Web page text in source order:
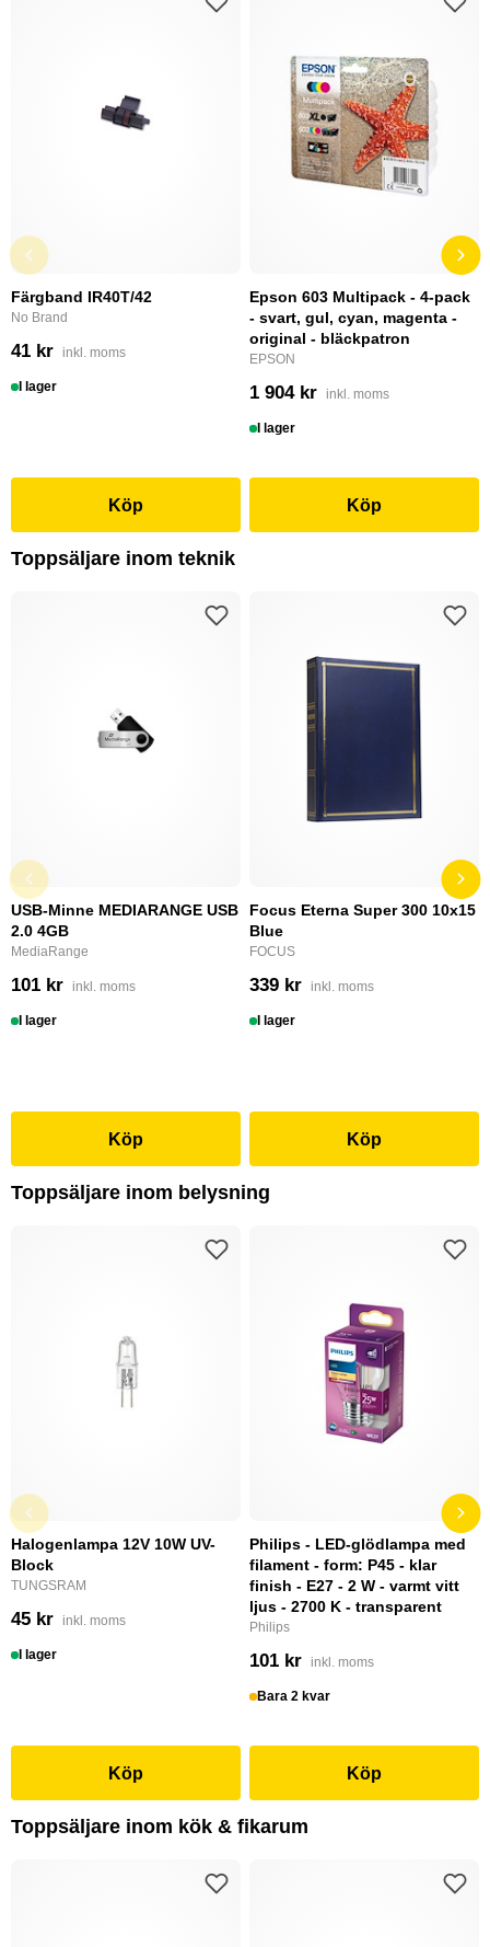
Färgband IR40T/42
No Brand
41 kr inkl. moms
I lager
Köp
Epson 603 Multipack - 4-pack
- svart, gul, cyan, magenta -
original - bläckpatron
EPSON
1 904 kr inkl. moms
I lager
Köp
Toppsäljare inom teknik
USB-Minne MEDIARANGE USB
2.0 4GB
MediaRange
101 kr inkl. moms
I lager
Köp
Focus Eterna Super 300 10x15
Blue
FOCUS
339 kr inkl. moms
I lager
Köp
Toppsäljare inom belysning
Halogenlampa 12V 10W UV-
Block
TUNGSRAM
45 kr inkl. moms
I lager
Köp
Philips - LED-glödlampa med
filament - form: P45 - klar
finish - E27 - 2 W - varmt vitt
ljus - 2700 K - transparent
Philips
101 kr inkl. moms
Bara 2 kvar
Köp
Toppsäljare inom kök & fikarum